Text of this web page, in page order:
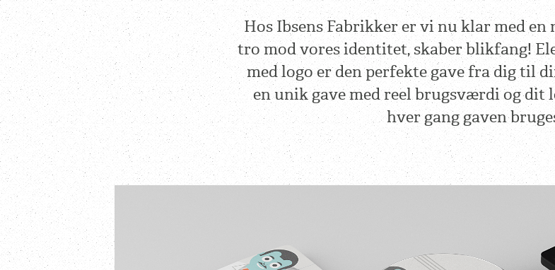
Hos Ibsens Fabrikker er vi nu klar med en
tro mod vores identitet, skaber blikfang!
med logo er den perfekte gave fra dig til
en unik gave med reel brugsværdi og dit
hver gang gaven